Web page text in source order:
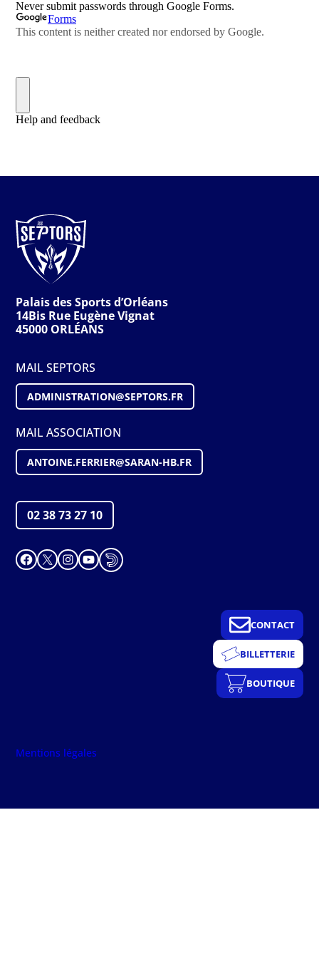
Palais des Sports d’Orléans
14Bis Rue Eugène Vignat
45000 ORLÉANS
MAIL SEPTORS
ADMINISTRATION@SEPTORS.FR
MAIL ASSOCIATION
ANTOINE.FERRIER@SARAN-HB.FR
02 38 73 27 10
Facebook
X Instagram
YouTube
CONTACT
BILLETTERIE
BOUTIQUE
Mentions légales